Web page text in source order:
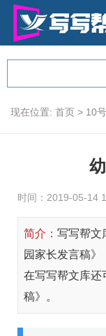
现在位置: 首页 > 10
时间：2019-05-14
简介： 写写帮文
园家长发言稿
在写写帮文库还
稿》。